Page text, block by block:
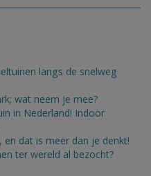
langs de snelweg
wat neem je mee?
in Nederland! Indoor
dat is meer dan je denkt!
ter wereld al bezocht?